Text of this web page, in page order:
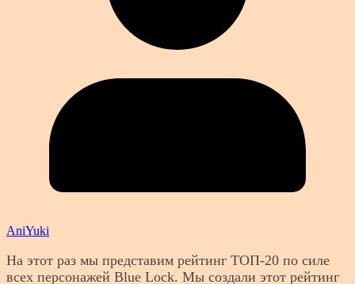
AniYuki
На этот раз мы представим рейтинг ТОП-20 по силе
всех персонажей Blue Lock. Мы создали этот рейтинг